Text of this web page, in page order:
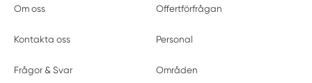
Om oss Offertförfrågan
Kontakta oss Personal
Frågor & Svar Områden